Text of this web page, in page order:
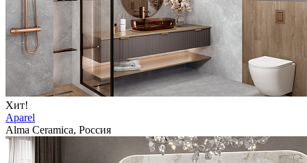
Хит!
Aparel
Alma Ceramica, Россия